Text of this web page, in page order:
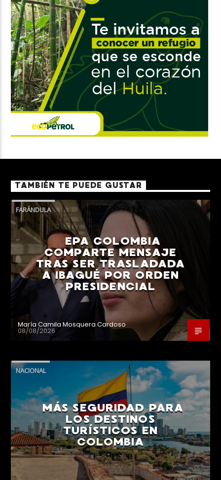
TAMBIÉN TE PUEDE GUSTAR
FARÁNDULA
EPA COLOMBIA
COMPARTE MENSAJE
TRAS SER TRASLADADA
A IBAGUÉ POR ORDEN
PRESIDENCIAL
María Camila Mosquera Cardoso
08/08/2026
NACIONAL
MÁS SEGURIDAD PARA
LOS DESTINOS
TURÍSTICOS EN
COLOMBIA